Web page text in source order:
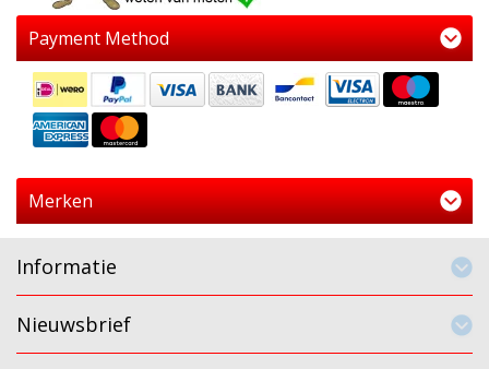
Payment Method
Merken
Informatie
Nieuwsbrief